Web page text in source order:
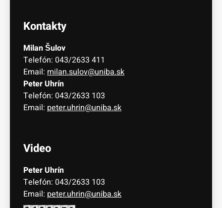
Kontakty
Milan Šulov
Telefón: 043/2633 411
Email: milan.sulov@uniba.sk
Peter Uhrín
Telefón: 043/2633 103
Email: peter.uhrin@uniba.sk
Video
Peter Uhrín
Telefón: 043/2633 103
Email: peter.uhrin@uniba.sk